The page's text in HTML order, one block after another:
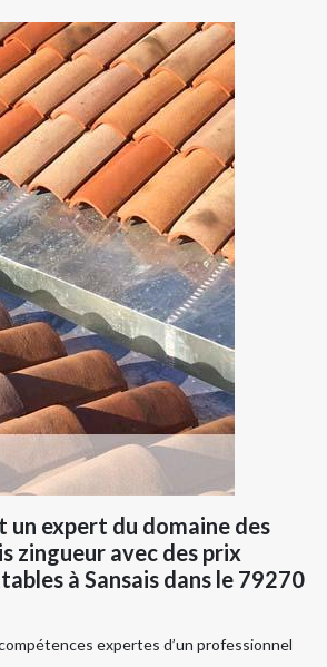
un expert du domaine des
zingueur avec des prix
à Sansais dans le 79270
expertes d’un professionnel